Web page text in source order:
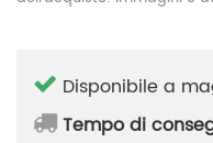
Disponibile a
Tempo di